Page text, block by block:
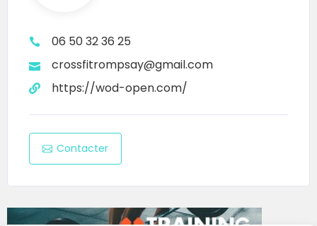
piscine
La box se situe à10 minutes à pied du
centre-ville de La Rochelle
prolonger l’ambiance post-WOD
Toutes les infos + updates sur Instagram :
@rompsaygames
Tarif & inscription
06 50 32 36 25
crossfitrompsay@gmail.com
https://wod-open.com/
Contacter